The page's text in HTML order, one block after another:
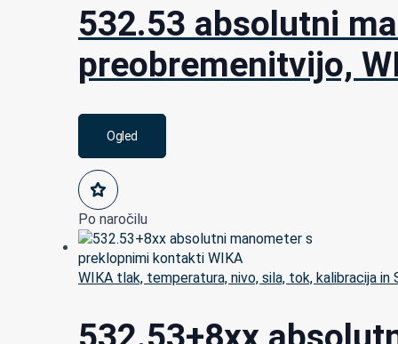
532.53 absolutni
preobremenitvijo,
Ogled
Po naročilu
WIKA tlak, temperatura, nivo, sila, tok, kalibracija in